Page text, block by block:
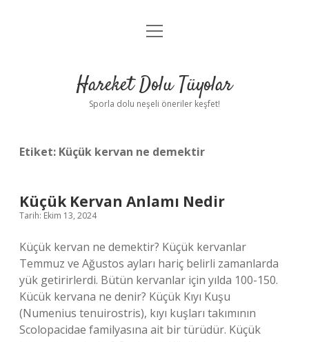
Anasayfa
Yasal Uyarı
menüyü
Hareket Dolu Tüyolar
Sporla dolu neşeli öneriler keşfet!
Etiket: Küçük kervan ne demektir
Küçük Kervan Anlamı Nedir
Tarih: Ekim 13, 2024
Küçük kervan ne demektir? Küçük kervanlar
Temmuz ve Ağustos ayları hariç belirli zamanlarda
yük getirirlerdi. Bütün kervanlar için yılda 100-150.
Kücük kervana ne denir? Küçük Kıyı Kuşu
(Numenius tenuirostris), kıyı kuşları takımının
Scolopacidae familyasına ait bir türüdür. Küçük